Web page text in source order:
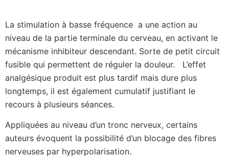
La stimulation à basse fréquence a une action au
niveau de la partie terminale du cerveau, en activant le
mécanisme inhibiteur descendant. Sorte de petit circuit
fusible qui permettent de réguler la douleur. L’effet
analgésique produit est plus tardif mais dure plus
longtemps, il est également cumulatif justifiant le
recours à plusieurs séances.
Appliquées au niveau d’un tronc nerveux, certains
auteurs évoquent la possibilité d’un blocage des fibres
nerveuses par hyperpolarisation.